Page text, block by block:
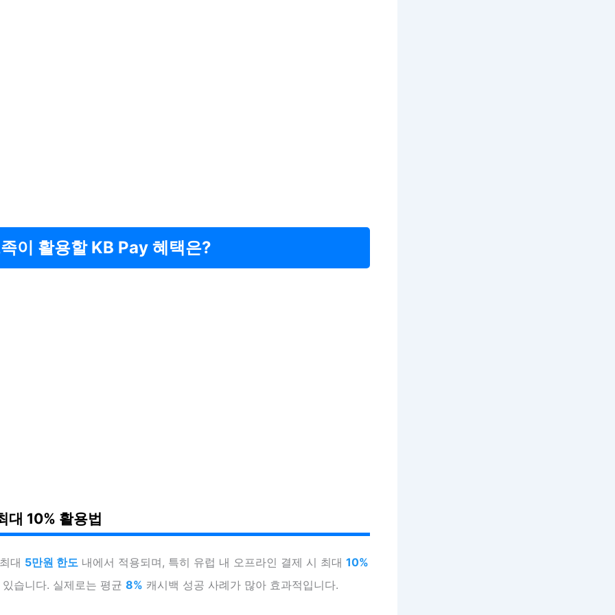
이 활용할 KB Pay 혜택은?
대 10% 활용법
대 5만원 한도 내에서 적용되며, 특히 유럽 내 오프라인 결제 시 최대 10%
습니다. 실제로는 평균 8% 캐시백 성공 사례가 많아 효과적입니다.